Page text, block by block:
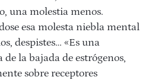
una molestia menos.
esa molesta niebla mental
despistes… «Es una
la bajada de estrógenos,
sobre receptores